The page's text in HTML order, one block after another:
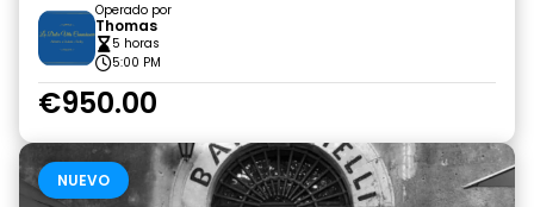
Operado por
Thomas
5 horas
5:00 PM
€950.00
NUEVO